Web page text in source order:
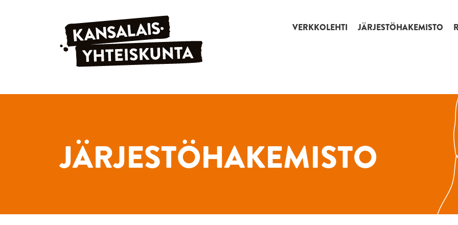
Siirry sisältöön VERKKOLEHTI JÄRJESTÖHAKEMISTO
JÄRJESTÖHAKEMISTO